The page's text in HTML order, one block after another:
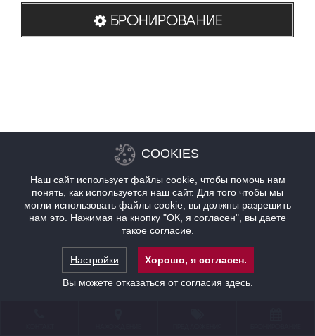
БРОНИРОВАНИЕ
COOKIES
Наш сайт использует файлы cookie, чтобы помочь нам
понять, как используется наш сайт. Для того чтобы мы
могли использовать файлы cookie, вы должны разрешить
нам это. Нажимая на кнопку "ОК, я согласен", вы даете
такое согласие.
Настройки
Хорошо, я согласен.
Вы можете отказаться от согласия здесь.